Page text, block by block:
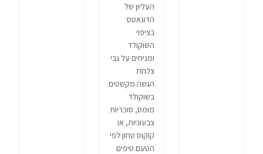
העליון של
הדונאטס
בציפוי
השוקולד
ומניחים על גבי
צלחת
הגשה.מקשטים
בשוקולד
מומס, סוכריות
צבעוניות, או
קוקוס טחון לפי
הטעם.טיפים